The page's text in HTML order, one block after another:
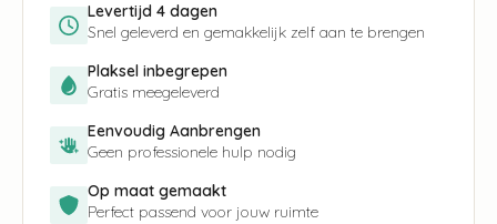
Levertijd 4 dagen
Snel geleverd en gemakkelijk zelf aan te brengen
Plaksel inbegrepen
Gratis meegeleverd
Eenvoudig Aanbrengen
Geen professionele hulp nodig
Op maat gemaakt
Perfect passend voor jouw ruimte